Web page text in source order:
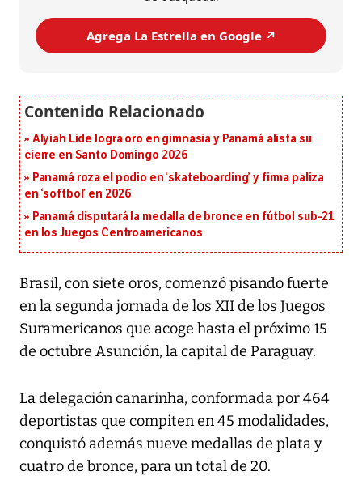
Agrega La Estrella en Google ↗️
Alyiah Lide logra oro en gimnasia y Panamá alista su
cierre en Santo Domingo 2026
Panamá roza el podio en ‘skateboarding’ y firma paliza
en ‘softbol’ en 2026
Panamá disputará la medalla de bronce en fútbol sub-21
en los Juegos Centroamericanos
Brasil, con siete oros, comenzó pisando fuerte
en la segunda jornada de los XII de los Juegos
Suramericanos que acoge hasta el próximo 15
de octubre Asunción, la capital de Paraguay.
La delegación canarinha, conformada por 464
deportistas que compiten en 45 modalidades,
conquistó además nueve medallas de plata y
cuatro de bronce, para un total de 20.